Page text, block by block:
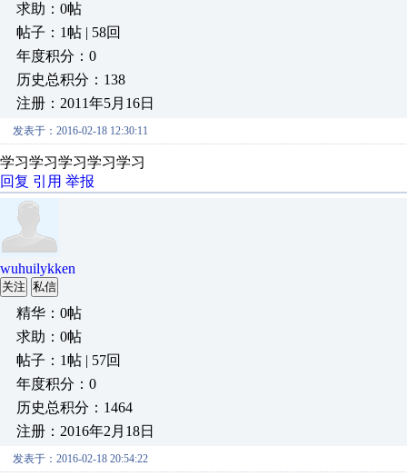
求助：0帖
帖子：1帖 | 58回
年度积分：0
历史总积分：138
注册：2011年5月16日
发表于：2016-02-18 12:30:11
学习学习学习学习学习
回复 引用 举报
wuhuilykken
关注 私信
精华：0帖
求助：0帖
帖子：1帖 | 57回
年度积分：0
历史总积分：1464
注册：2016年2月18日
发表于：2016-02-18 20:54:22